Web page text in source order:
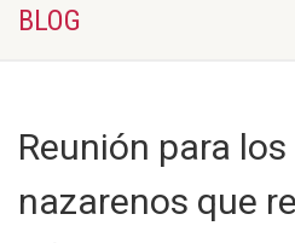
BLOG
Reunión para
nazarenos que